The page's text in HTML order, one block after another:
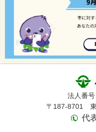
法人番
〒187-8701 東
代